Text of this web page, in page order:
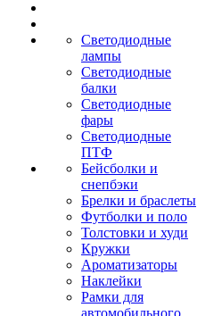
Светодиодные
лампы
Светодиодные
балки
Светодиодные
фары
Светодиодные
ПТФ
Бейсболки и
снепбэки
Брелки и браслеты
Футболки и поло
Толстовки и худи
Кружки
Ароматизаторы
Наклейки
Рамки для
автомобильного